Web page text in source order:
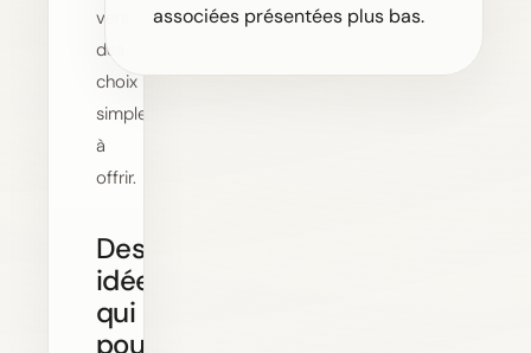
vers
des
choix
simples
à
offrir.
Des
idées
qui
pourront
associées présentées plus bas.